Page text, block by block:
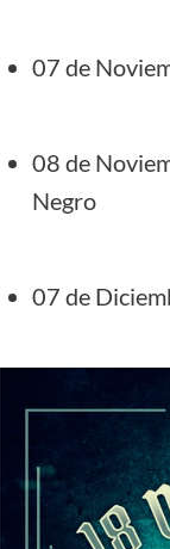
07 de
08 de
Negro
07 de